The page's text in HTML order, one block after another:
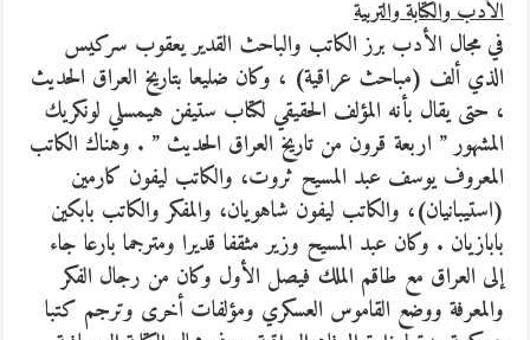
الأدب والكتابة والتربية
في مجال الأدب برز الكاتب والباحث القدير يعقوب سركيس
الذي ألف (مباحث عراقية) ، وكان ضليعا بتاريخ العراق الحديث
، حتى يقال بأنه المؤلف الحقيقي لكتاب ستيفن هيمسلي لونكريك
المشهور ” اربعة قرون من تاريخ العراق الحديث ” . وهناك الكاتب
المعروف يوسف عبد المسيح ثروت، والكاتب ليفون كارمين
(استيبانيان)، والكاتب ليفون شاهويان، والمفكر والكاتب بابكين
بابازيان . وكان عبد المسيح وزير مثقفا قديرا ومترجما بارعا جاء
إلى العراق مع طاقم الملك فيصل الأول وكان من رجال الفكر
والمعرفة ووضع القاموس العسكري ومؤلفات أخرى وترجم كتبا